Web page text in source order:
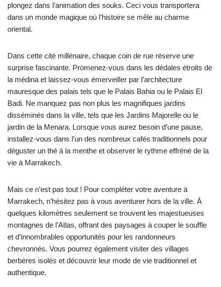
plongez dans l’animation des souks. Ceci vous transportera
dans un monde magique où l’histoire se mêle au charme
oriental.
Dans cette cité millénaire, chaque coin de rue réserve une
surprise fascinante. Promenez-vous dans les dédales étroits de
la médina et laissez-vous émerveiller par l’architecture
mauresque des palais tels que le Palais Bahia ou le Palais El
Badi. Ne manquez pas non plus les magnifiques jardins
disséminés dans la ville, tels que les Jardins Majorelle ou le
jardin de la Menara. Lorsque vous aurez besoin d’une pause,
installez-vous dans l’un des nombreux cafés traditionnels pour
déguster un thé à la menthe et observer le rythme effréné de la
vie à Marrakech.
Mais ce n’est pas tout ! Pour compléter votre aventure à
Marrakech, n’hésitez pas à vous aventurer hors de la ville. À
quelques kilomètres seulement se trouvent les majestueuses
montagnes de l’Atlas, offrant des paysages à couper le souffle
et d’innombrables opportunités pour les randonneurs
chevronnés. Vous pourrez également visiter des villages
berbères isolés et découvrir leur mode de vie traditionnel et
authentique.